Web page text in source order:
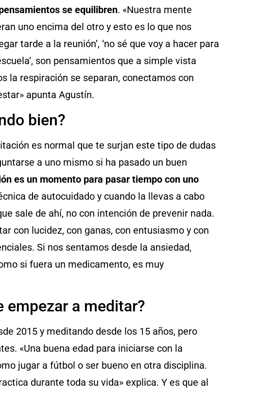
se equilibren. «Nuestra mente
uno encima del otro y esto es lo que nos
tarde a la reunión’, ‘no sé que voy a hacer para
son pensamientos que a simple vista
la respiración se separan, conectamos con
apunta Agustín.
bien?
es normal que te surjan este tipo de dudas
a uno mismo si ha pasado un buen
es un momento para pasar tiempo con uno
de autocuidado y cuando la llevas a cabo
sale de ahí, no con intención de prevenir nada.
con lucidez, con ganas, con entusiasmo y con
Si nos sentamos desde la ansiedad,
si fuera un medicamento, es muy
empezar a meditar?
2015 y meditando desde los 15 años, pero
«Una buena edad para iniciarse con la
jugar a fútbol o ser bueno en otra disciplina.
durante toda su vida» explica. Y es que al